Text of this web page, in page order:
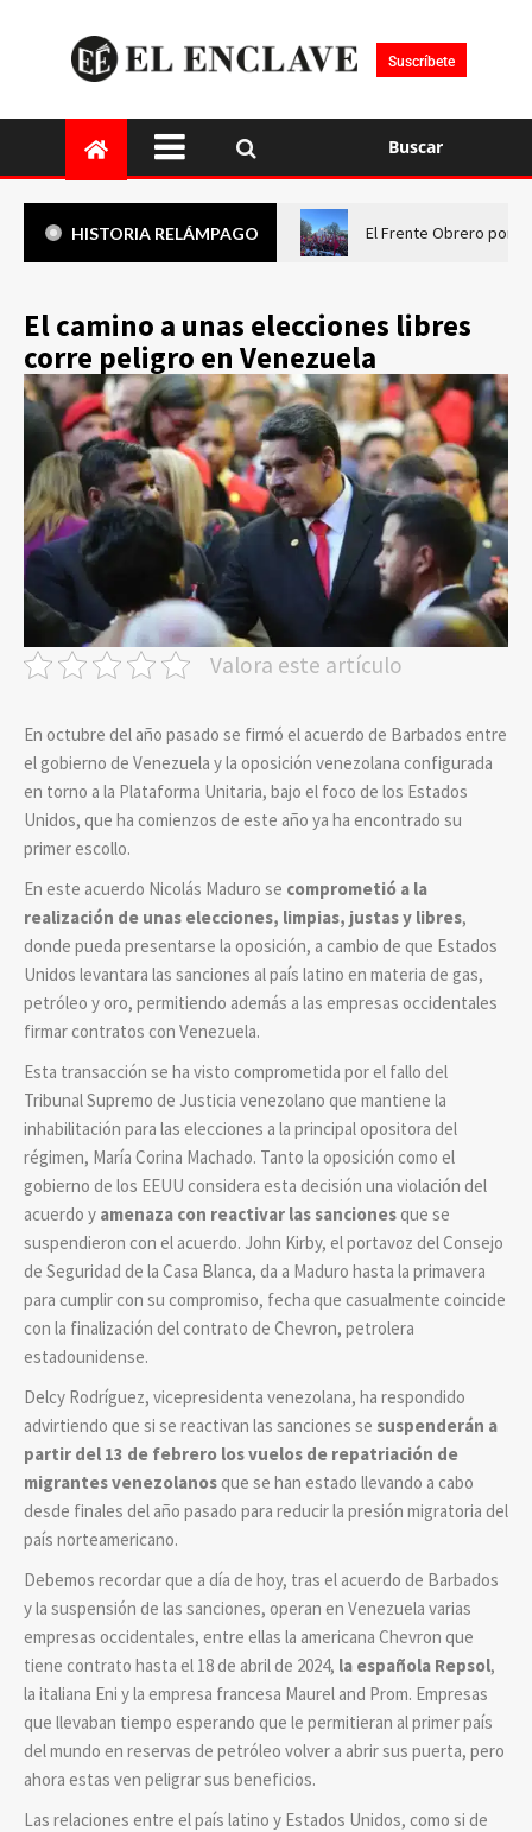
Suscríbete
Buscar
HISTORIA RELÁMPAGO El Frente Obrero pone
El camino a unas elecciones libres
corre peligro en Venezuela
Valora este artículo
En octubre del año pasado se firmó el acuerdo de Barbados entre
el gobierno de Venezuela y la oposición venezolana configurada
en torno a la Plataforma Unitaria, bajo el foco de los Estados
Unidos, que ha comienzos de este año ya ha encontrado su
primer escollo.
En este acuerdo Nicolás Maduro se comprometió a la
realización de unas elecciones, limpias, justas y libres,
donde pueda presentarse la oposición, a cambio de que Estados
Unidos levantara las sanciones al país latino en materia de gas,
petróleo y oro, permitiendo además a las empresas occidentales
firmar contratos con Venezuela.
Esta transacción se ha visto comprometida por el fallo del
Tribunal Supremo de Justicia venezolano que mantiene la
inhabilitación para las elecciones a la principal opositora del
régimen, María Corina Machado. Tanto la oposición como el
gobierno de los EEUU considera esta decisión una violación del
acuerdo y amenaza con reactivar las sancionesque se
suspendieron con el acuerdo. John Kirby, el portavoz del Consejo
de Seguridad de la Casa Blanca, da a Maduro hasta la primavera
para cumplir con su compromiso, fecha que casualmente coincide
con la finalización del contrato de Chevron, petrolera
estadounidense.
Delcy Rodríguez, vicepresidenta venezolana, ha respondido
advirtiendo que si se reactivan las sanciones se suspenderán a
partir del 13 de febrero los vuelos de repatriación de
migrantes venezolanosque se han estado llevando a cabo
desde finales del año pasado para reducir la presión migratoria del
país norteamericano.
Debemos recordar que a día de hoy, tras el acuerdo de Barbados
y la suspensión de las sanciones, operan en Venezuela varias
empresas occidentales, entre ellas la americana Chevron que
tiene contrato hasta el 18 de abril de 2024, la española Repsol,
la italiana Eni y la empresa francesa Maurel and Prom. Empresas
que llevaban tiempo esperando que le permitieran al primer país
del mundo en reservas de petróleo volver a abrir sus puerta, pero
ahora estas ven peligrar sus beneficios.
Las relaciones entre el país latino y Estados Unidos, como si de